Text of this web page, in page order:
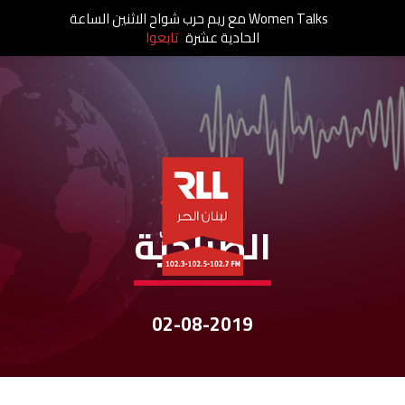
نشرات الأخبار
الصباحيّة
02-08-2019
Women Talks مع ريم حرب شواح الاثنين الساعة
الحادية عشرة تابعوا